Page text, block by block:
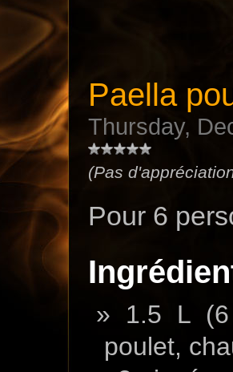
Paella
Thursday,
(Pas
Pour 6
1.5 L
poulet,